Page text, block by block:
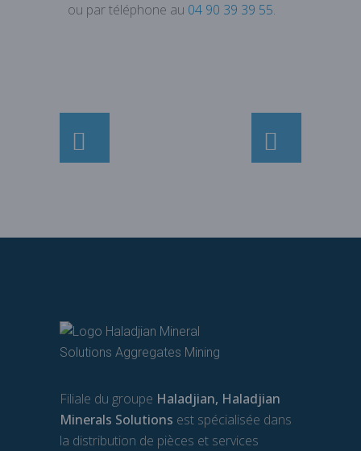
ou par téléphone au 04 90 39 39 55.
Filiale du groupe Haladjian, Haladjian
Minerals Solutions est spécialisée dans
la distribution de pièces et services